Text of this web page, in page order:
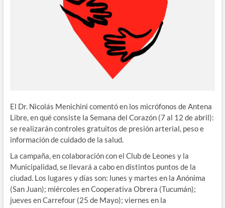
El Dr. Nicolás Menichini comentó en los micrófonos de Antena
Libre, en qué consiste la Semana del Corazón (7 al 12 de abril):
se realizarán controles gratuitos de presión arterial, peso e
información de cuidado de la salud.
La campaña, en colaboración con el Club de Leones y la
Municipalidad, se llevará a cabo en distintos puntos de la
ciudad. Los lugares y días son: lunes y martes en la Anónima
(San Juan); miércoles en Cooperativa Obrera (Tucumán);
jueves en Carrefour (25 de Mayo); viernes en la